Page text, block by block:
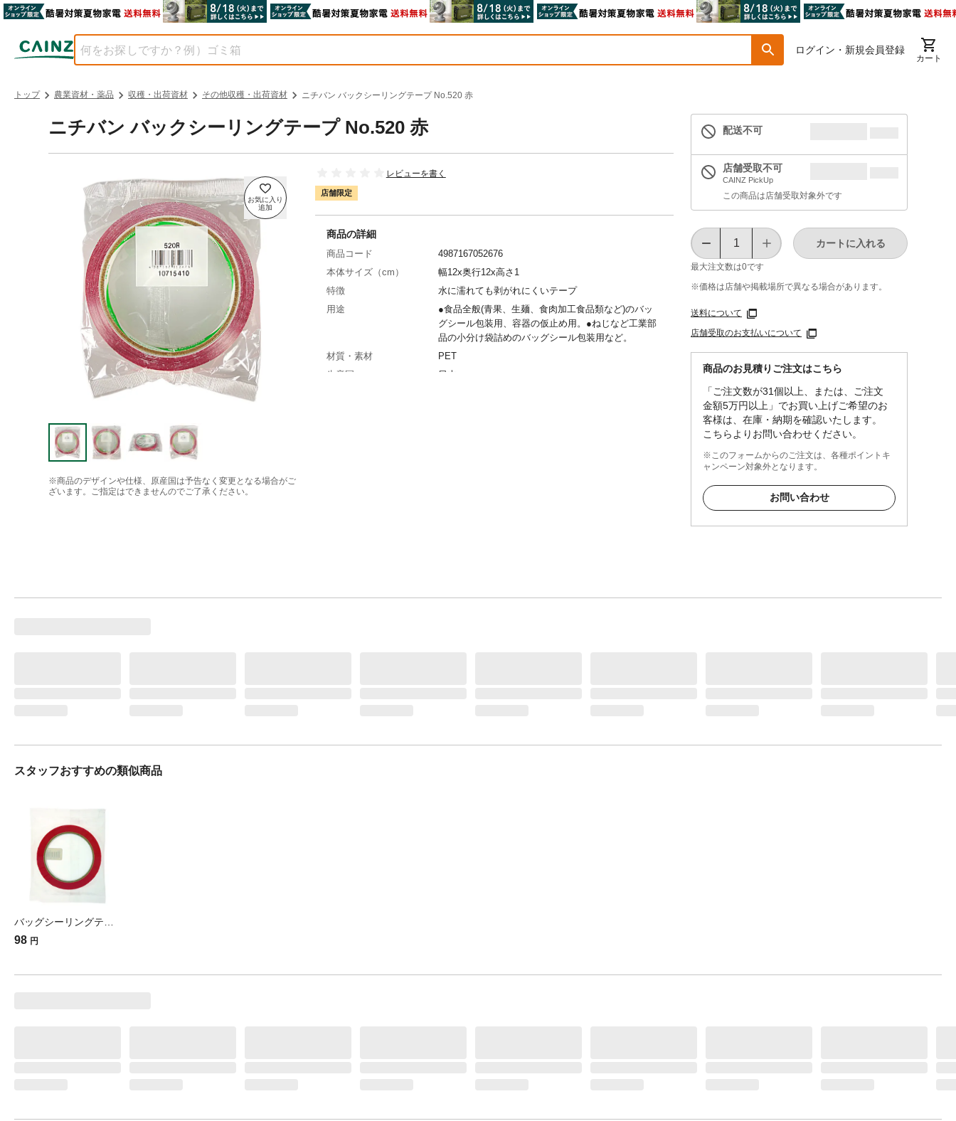
ログイン・新規会員登録
カート
トップ 農業資材・薬品 収穫・出荷資材 その他収穫・出荷資材 ニチバン バックシーリングテープ No.520 赤
ニチバン バックシーリングテープ No.520 赤
※商品のデザインや仕様、原産国は予告なく変更となる場合がご
ざいます。ご指定はできませんのでご了承ください。
レビューを書く
店舗限定
配送不可
店舗受取不可
CAINZ PickUp
この商品は店舗受取対象外です
最大注文数は0です
カートに入れる
※価格は​店舗や​掲載場所で​異なる​場合が​あります。
送料について
店舗受取のお支払いについて
商品のお見積りご注文はこちら
「ご注文数が31個以上、または、ご注文
金額5万円以上」でお買い上げご希望のお
客様は、在庫・納期を確認いたします。
こちらよりお問い合わせください。
※このフォームからのご注文は、各種ポイントキ
ャンペーン対象外となります。
お問い合わせ
商品の詳細
商品コード
4987167052676
本体サイズ（cm）
幅12x奥行12x高さ1
特徴
水に濡れても剥がれにくいテープ
用途
●食品全般(青果、生麺、食肉加工食品類など)のバッ
グシール包装用、容器の仮止め用。●ねじなど工業部
品の小分け袋詰めのバッグシール包装用など。
材質・素材
PET
生産国
日本
スタッフおすすめの類似商品
98 円